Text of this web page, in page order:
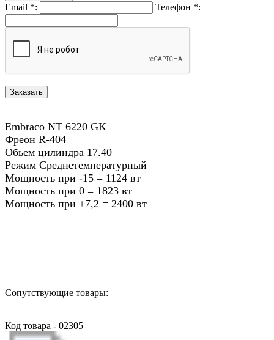
Email *: Телефон *:
Embraco NT 6220 GK
Фреон R-404
Обьем цилиндра 17.40
Режим Среднетемпературный
Мощность при -15 = 1124 вт
Мощность при 0 = 1823 вт
Мощность при +7,2 = 2400 вт
Сопутствующие товары:
Код товара - 02305